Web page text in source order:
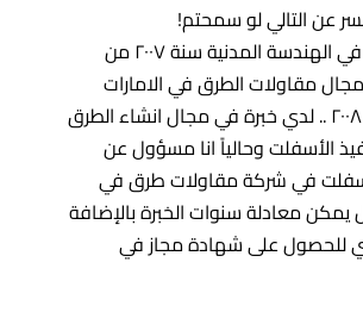
عن التالي لو سمحتم!
انا حاصل على دبلوم في الهندسة المدنية سنة ٢٠٠٧ من
مقاولات الطرق في الامارات
العربية المتحدة منذ ٢٠٠٨ .. لدي خبرة في مجال انشاء الطرق
الأسفلت وحالياً انا مسؤول عن
في شركة مقاولات طرق في
معادلة سنوات الخبرة بالإضافة
للحصول على شهادة مجاز في